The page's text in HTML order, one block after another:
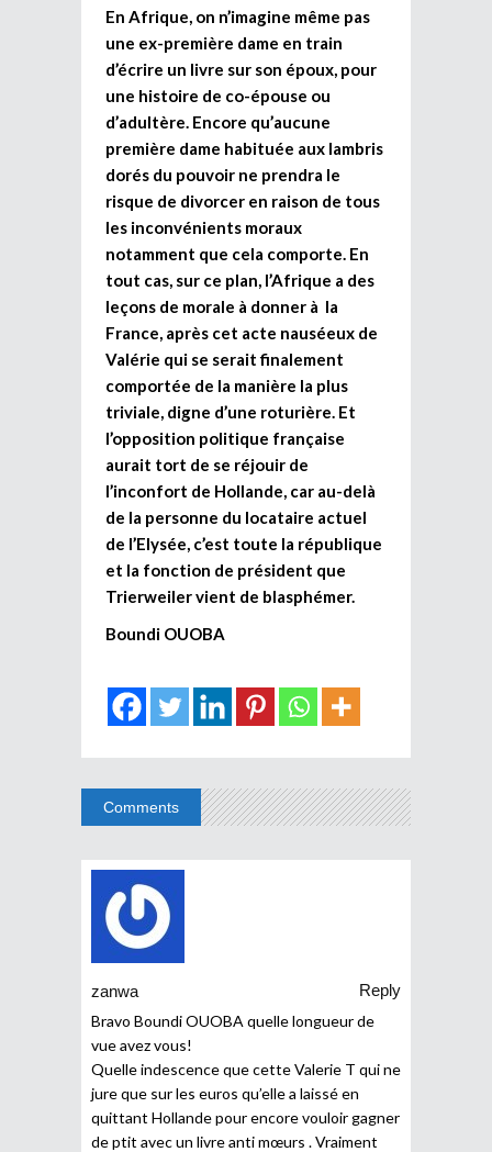
En Afrique, on n’imagine même pas
une ex-première dame en train
d’écrire un livre sur son époux, pour
une histoire de co-épouse ou
d’adultère. Encore qu’aucune
première dame habituée aux lambris
dorés du pouvoir ne prendra le
risque de divorcer en raison de tous
les inconvénients moraux
notamment que cela comporte. En
tout cas, sur ce plan, l’Afrique a des
leçons de morale à donner à la
France, après cet acte nauséeux de
Valérie qui se serait finalement
comportée de la manière la plus
triviale, digne d’une roturière. Et
l’opposition politique française
aurait tort de se réjouir de
l’inconfort de Hollande, car au-delà
de la personne du locataire actuel
de l’Elysée, c’est toute la république
et la fonction de président que
Trierweiler vient de blasphémer.
Boundi OUOBA
Comments
zanwa
Reply
Bravo Boundi OUOBA quelle longueur de
vue avez vous!
Quelle indescence que cette Valerie T qui ne
jure que sur les euros qu’elle a laissé en
quittant Hollande pour encore vouloir gagner
de ptit avec un livre anti mœurs . Vraiment